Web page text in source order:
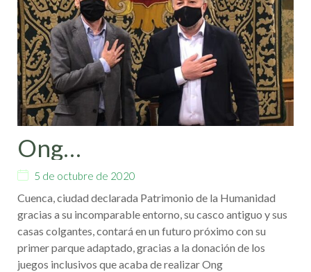
Ong
Otromundoesposible
dona el primer parque
adaptado de la ciudad de
Cuenca
5 de octubre de 2020
Cuenca, ciudad declarada Patrimonio de la Humanidad
gracias a su incomparable entorno, su casco antiguo y sus
casas colgantes, contará en un futuro próximo con su
primer parque adaptado, gracias a la donación de los
juegos inclusivos que acaba de realizar Ong